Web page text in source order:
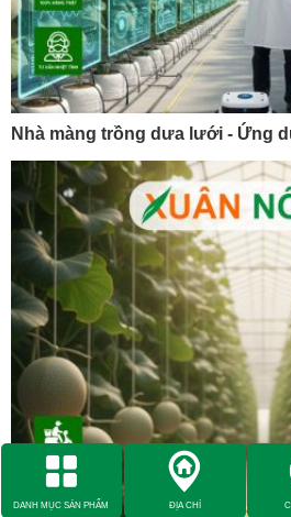
Nhà màng trồng dưa lưới - Ứng
DANH MỤC SẢN PHẨM ĐỊA CHỈ